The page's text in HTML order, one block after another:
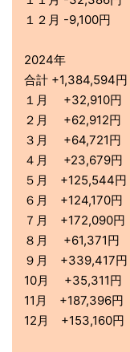
１２月 -9,100円
2024年
合計 +1,384,594円
１月 +32,910円
２月 +62,912円
３月 +64,721円
４月 +23,679円
５月 +125,544円
６月 +124,170円
７月 +172,090円
８月 +61,371円
９月 +339,417円
10月 +35,311円
11月 +187,396円
12月 +153,160円